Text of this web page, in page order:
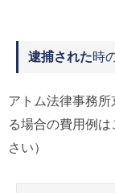
逮捕された時
アトム法律事務
る場合の費用例
さい）